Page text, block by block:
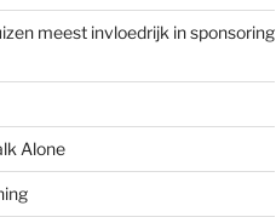
meest invloedrijk in sponsoring
Alone